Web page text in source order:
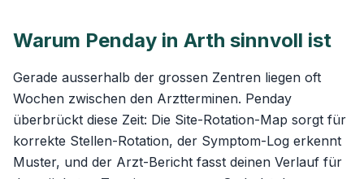
Warum Penday in Arth sinnvoll ist
Gerade ausserhalb der grossen Zentren liegen oft
Wochen zwischen den Arztterminen. Penday
überbrückt diese Zeit: Die Site-Rotation-Map sorgt für
korrekte Stellen-Rotation, der Symptom-Log erkennt
Muster, und der Arzt-Bericht fasst deinen Verlauf für